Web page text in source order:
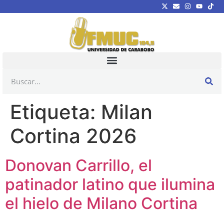
Etiqueta: Milan
Cortina 2026
Donovan Carrillo, el
patinador latino que ilumina
el hielo de Milano Cortina